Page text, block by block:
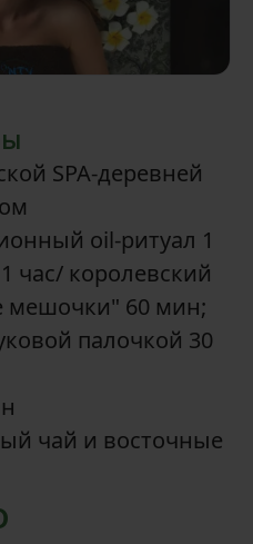
SPA-деревней
oil-ритуал 1
час/ королевский
мешочки" 60 мин;
палочкой 30
чай и восточные